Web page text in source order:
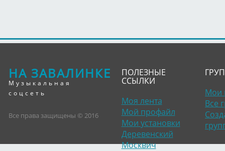
НА ЗАВАЛИНКЕ
Музыкальная
соцсеть
Все права защищены © 2016
ПОЛЕЗНЫЕ
ССЫЛКИ
Моя лента
Мой профайл
Мои установки
Деревенский
Москвич
Мои
Все